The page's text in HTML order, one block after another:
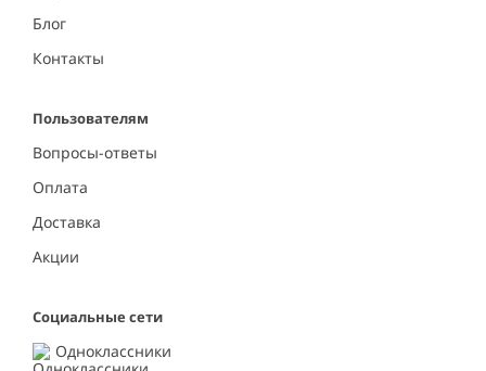
Блог
Контакты
Пользователям
Вопросы-ответы
Оплата
Доставка
Акции
Социальные сети
Одноклассники